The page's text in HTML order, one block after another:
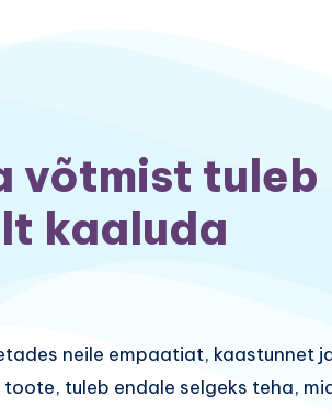
võtmist tuleb
kaaluda
neile empaatiat, kaastunnet
tuleb endale selgeks teha,